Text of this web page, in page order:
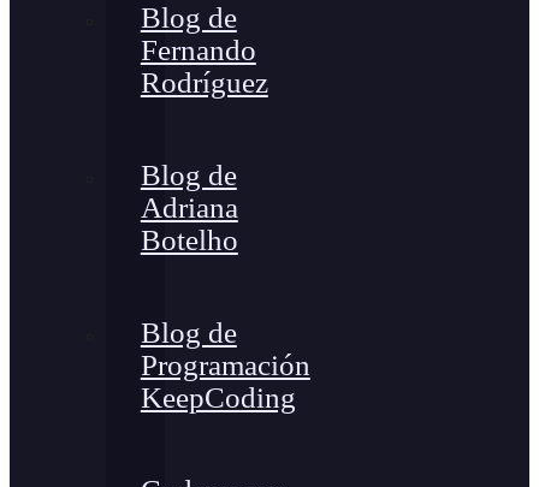
Blog de
Fernando
Rodríguez
Blog de
Adriana
Botelho
Blog de
Programación
KeepCoding